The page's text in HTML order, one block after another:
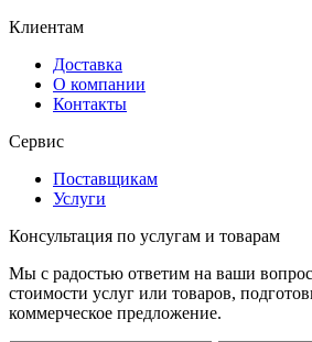
Клиентам
Доставка
О компании
Контакты
Сервис
Поставщикам
Услуги
Консультация по услугам и товарам
Мы с радостью ответим на ваши
стоимости услуг или товаров,
коммерческое предложение.